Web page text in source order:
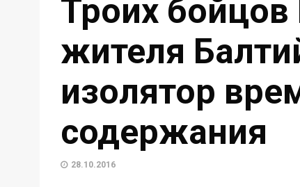
Троих
жителя
изолятор
содержания
28.10.2016